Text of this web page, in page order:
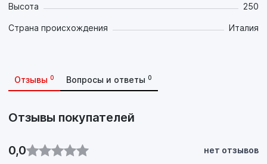
Высота 250
Страна происхождения Италия
Отзывы 0 Вопросы и ответы 0
Отзывы покупателей
0,0 нет отзывов